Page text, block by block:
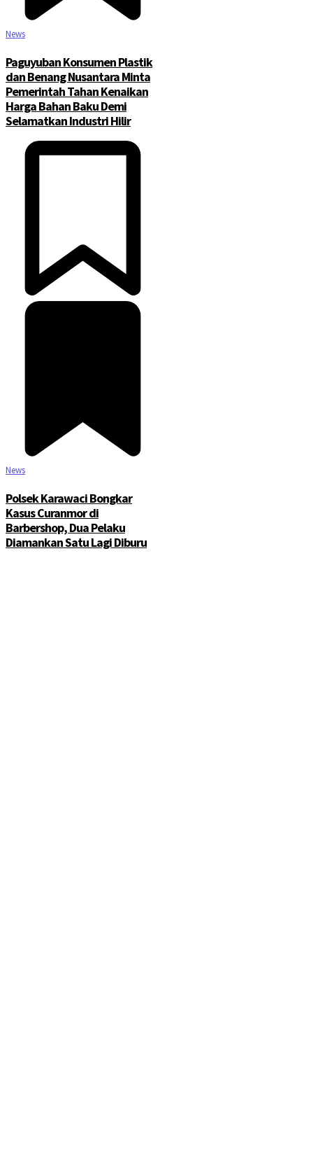
News
Paguyuban Konsumen Plastik
dan Benang Nusantara Minta
Pemerintah Tahan Kenaikan
Harga Bahan Baku Demi
Selamatkan Industri Hilir
News
Polsek Karawaci Bongkar
Kasus Curanmor di
Barbershop, Dua Pelaku
Diamankan Satu Lagi Diburu